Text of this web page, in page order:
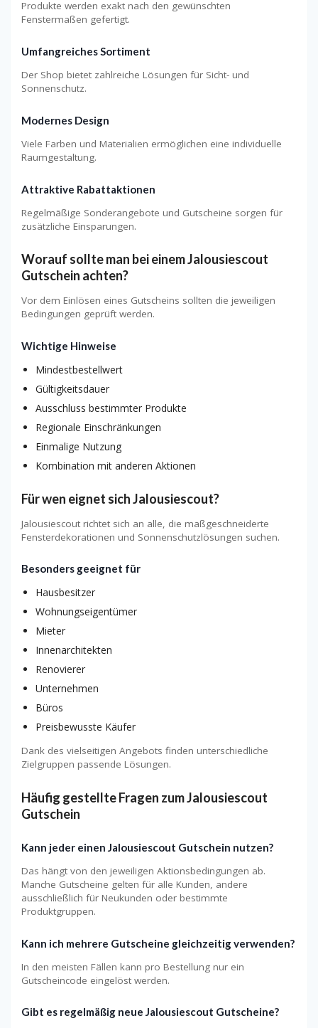
Produkte werden exakt nach den gewünschten
Fenstermaßen gefertigt.
Umfangreiches Sortiment
Der Shop bietet zahlreiche Lösungen für Sicht- und
Sonnenschutz.
Modernes Design
Viele Farben und Materialien ermöglichen eine individuelle
Raumgestaltung.
Attraktive Rabattaktionen
Regelmäßige Sonderangebote und Gutscheine sorgen für
zusätzliche Einsparungen.
Worauf sollte man bei einem Jalousiescout
Gutschein achten?
Vor dem Einlösen eines Gutscheins sollten die jeweiligen
Bedingungen geprüft werden.
Wichtige Hinweise
Mindestbestellwert
Gültigkeitsdauer
Ausschluss bestimmter Produkte
Regionale Einschränkungen
Einmalige Nutzung
Kombination mit anderen Aktionen
Für wen eignet sich Jalousiescout?
Jalousiescout richtet sich an alle, die maßgeschneiderte
Fensterdekorationen und Sonnenschutzlösungen suchen.
Besonders geeignet für
Hausbesitzer
Wohnungseigentümer
Mieter
Innenarchitekten
Renovierer
Unternehmen
Büros
Preisbewusste Käufer
Dank des vielseitigen Angebots finden unterschiedliche
Zielgruppen passende Lösungen.
Häufig gestellte Fragen zum Jalousiescout
Gutschein
Kann jeder einen Jalousiescout Gutschein nutzen?
Das hängt von den jeweiligen Aktionsbedingungen ab.
Manche Gutscheine gelten für alle Kunden, andere
ausschließlich für Neukunden oder bestimmte
Produktgruppen.
Kann ich mehrere Gutscheine gleichzeitig verwenden?
In den meisten Fällen kann pro Bestellung nur ein
Gutscheincode eingelöst werden.
Gibt es regelmäßig neue Jalousiescout Gutscheine?